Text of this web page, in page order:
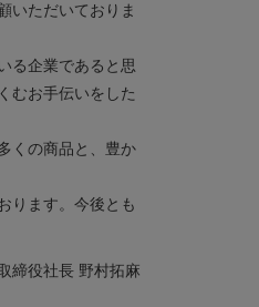
いただいておりま
る企業であると思
むお手伝いをした
くの商品と、豊か
ります。今後とも
締役社長 野村拓麻